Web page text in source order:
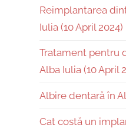
Reimplantarea
Iulia (10 April 2024)
Tratament pentru
Alba Iulia (10 April
Albire dentară în
Cat costă un